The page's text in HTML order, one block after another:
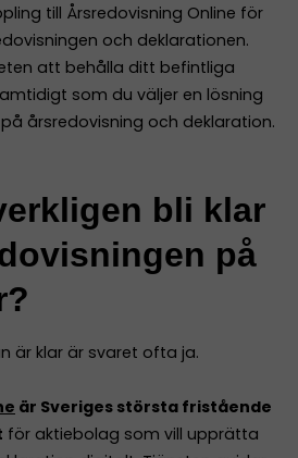
till Årsredovisning Online för
och deklarationen.
att behålla ditt befintliga
som du väljer en lösning
årsredovisning och deklaration.
bli klar
på
är klar är svaret ofta ja.
är Sveriges största fristående
för aktiebolag som vill upprätta